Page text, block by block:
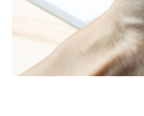
Hit enter to search or ESC to close